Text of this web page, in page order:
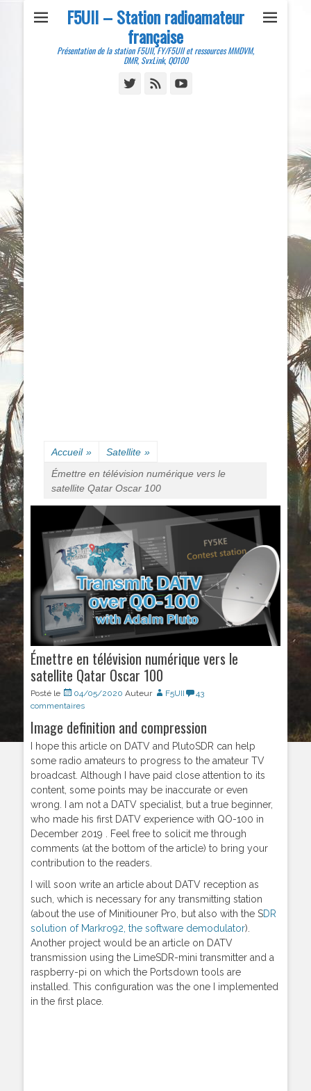
F5UII – Station radioamateur
française
Présentation de la station F5UII, FY/F5UII et ressources MMDVM,
DMR, SvxLink, QO100
TwitterFeed
Accueil » Satellite »
Émettre en télévision numérique vers le
satellite Qatar Oscar 100
Émettre en télévision numérique vers le
satellite Qatar Oscar 100
Posté le 04/05/2020 Auteur F5UII
43
commentaires
Image definition and compression
I hope this article on DATV and PlutoSDR can help
some radio amateurs to progress to the amateur TV
broadcast. Although I have paid close attention to its
content, some points may be inaccurate or even
wrong. I am not a DATV specialist, but a true beginner,
who made his first DATV experience with QO-100 in
December 2019 . Feel free to solicit me through
comments (at the bottom of the article) to bring your
contribution to the readers.
I will soon write an article about DATV reception as
such, which is necessary for any transmitting station
(about the use of Minitiouner Pro, but also with the SDR
solution of Markro92, the software demodulator).
Another project would be an article on DATV
transmission using the LimeSDR-mini transmitter and a
raspberry-pi on which the Portsdown tools are
installed. This configuration was the one I implemented
in the first place.